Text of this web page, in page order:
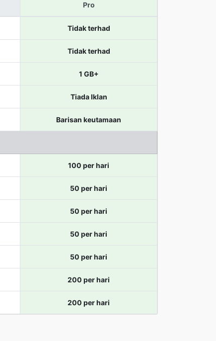
Pro
Tidak terhad
Tidak terhad
1 GB+
Tiada Iklan
Barisan keutamaan
100 per hari
50 per hari
50 per hari
50 per hari
50 per hari
200 per hari
200 per hari